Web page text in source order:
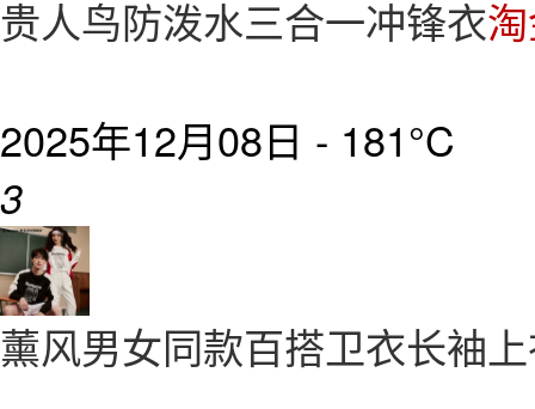
贵人鸟防泼水三合一冲锋衣
2025年12月08日 - 181°C
3
薰风男女同款百搭卫衣长袖